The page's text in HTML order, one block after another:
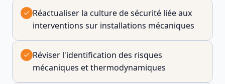
Réactualiser la culture de sécurité liée aux
interventions sur installations mécaniques
Réviser l'identification des risques
mécaniques et thermodynamiques